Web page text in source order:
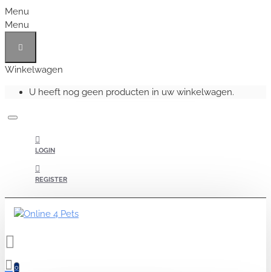
Menu
Menu
Winkelwagen
U heeft nog geen producten in uw winkelwagen.
LOGIN
REGISTER
0